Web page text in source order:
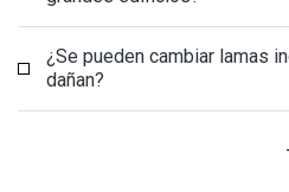
¿Se pueden cambiar lamas
dañan?